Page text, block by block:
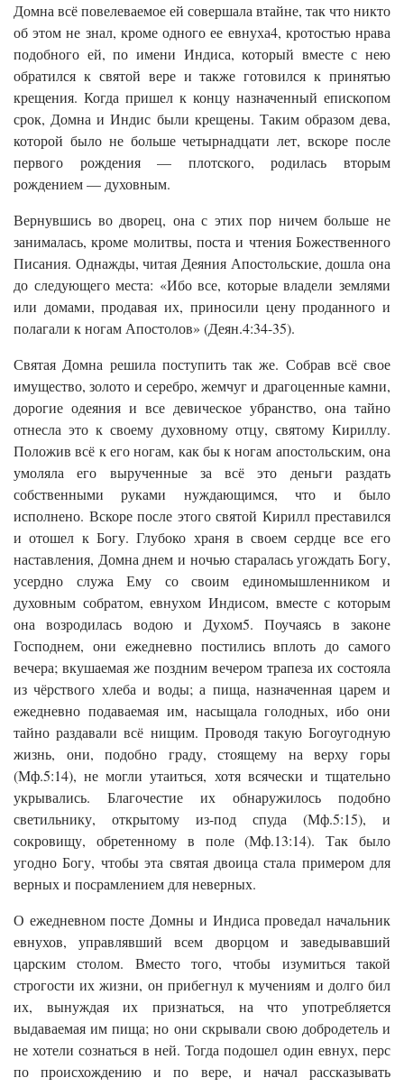
Домна всё повелеваемое ей совершала втайне, так что никто
об этом не знал, кроме одного ее евнуха4, кротостью нрава
подобного ей, по имени Индиса, который вместе с нею
обратился к святой вере и также готовился к принятью
крещения. Когда пришел к концу назначенный епископом
срок, Домна и Индис были крещены. Таким образом дева,
которой было не больше четырнадцати лет, вскоре после
первого рождения — плотского, родилась вторым
рождением — духовным.
Вернувшись во дворец, она с этих пор ничем больше не
занималась, кроме молитвы, поста и чтения Божественного
Писания. Однажды, читая Деяния Апостольские, дошла она
до следующего места: «Ибо все, которые владели землями
или домами, продавая их, приносили цену проданного и
полагали к ногам Апостолов» (Деян.4:34-35).
Святая Домна решила поступить так же. Собрав всё свое
имущество, золото и серебро, жемчуг и драгоценные камни,
дорогие одеяния и все девическое убранство, она тайно
отнесла это к своему духовному отцу, святому Кириллу.
Положив всё к его ногам, как бы к ногам апостольским, она
умоляла его вырученные за всё это деньги раздать
собственными руками нуждающимся, что и было
исполнено. Вскоре после этого святой Кирилл преставился
и отошел к Богу. Глубоко храня в своем сердце все его
наставления, Домна днем и ночью старалась угождать Богу,
усердно служа Ему со своим единомышленником и
духовным собратом, евнухом Индисом, вместе с которым
она возродилась водою и Духом5. Поучаясь в законе
Господнем, они ежедневно постились вплоть до самого
вечера; вкушаемая же поздним вечером трапеза их состояла
из чёрствого хлеба и воды; а пища, назначенная царем и
ежедневно подаваемая им, насыщала голодных, ибо они
тайно раздавали всё нищим. Проводя такую Богоугодную
жизнь, они, подобно граду, стоящему на верху горы
(Мф.5:14), не могли утаиться, хотя всячески и тщательно
укрывались. Благочестие их обнаружилось подобно
светильнику, открытому из-под спуда (Мф.5:15), и
сокровищу, обретенному в поле (Мф.13:14). Так было
угодно Богу, чтобы эта святая двоица стала примером для
верных и посрамлением для неверных.
О ежедневном посте Домны и Индиса проведал начальник
евнухов, управлявший всем дворцом и заведывавший
царским столом. Вместо того, чтобы изумиться такой
строгости их жизни, он прибегнул к мучениям и долго бил
их, вынуждая их признаться, на что употребляется
выдаваемая им пища; но они скрывали свою добродетель и
не хотели сознаться в ней. Тогда подошел один евнух, перс
по происхождению и по вере, и начал рассказывать